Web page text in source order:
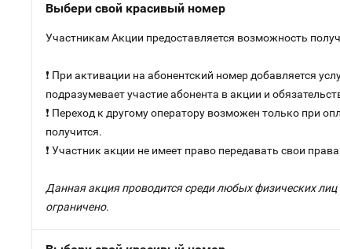
Выбери свой красивый номер
Участникам Акции предоставляется возможность
❗ При активации на абонентский номер добавляется
подразумевает участие абонента в акции и
❗ Переход к другому оператору возможен только при
получится.
❗ Участник акции не имеет право передавать свои
Данная акция проводится среди любых физических
ограничено.